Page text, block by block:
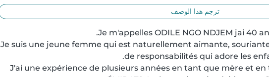
ترجم هذا الوصف
Je suis une jeune femme qui est naturellement aimante,
J'ai une expérience de plusieurs années en tant que mère et